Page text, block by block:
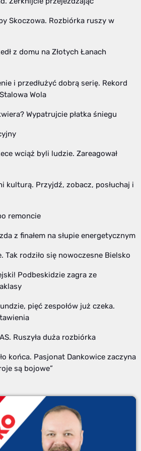
Skoczowa. Rozbiórka ruszy w
z domu na Złotych Łanach
i przedłużyć dobrą serię. Rekord
Wola
Wypatrujcie płatka śniegu
wciąż byli ludzie. Zareagował
kulturą. Przyjdź, zobacz, posłuchaj i
remoncie
z finałem na słupie energetycznym
Tak rodziło się nowoczesne Bielsko
Podbeskidzie zagra ze
pięć zespołów już czeka.
Ruszyła duża rozbiórka
końca. Pasjonat Dankowice zaczyna
są bojowe”